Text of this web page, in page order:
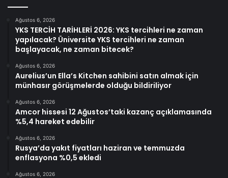
Ağustos 6, 2026
YKS TERCİH TARİHLERİ 2026: YKS tercihleri ne zaman
yapılacak? Üniversite YKS tercihleri ne zaman
başlayacak, ne zaman bitecek?
Ağustos 6, 2026
Aurelius’un Ella’s Kitchen sahibini satın almak için
münhasır görüşmelerde olduğu bildiriliyor
Ağustos 6, 2026
Amcor hissesi 12 Ağustos’taki kazanç açıklamasında
%5,4 hareket edebilir
Ağustos 6, 2026
Rusya’da yakıt fiyatları haziran ve temmuzda
enflasyona %0,5 ekledi
Ağustos 6, 2026